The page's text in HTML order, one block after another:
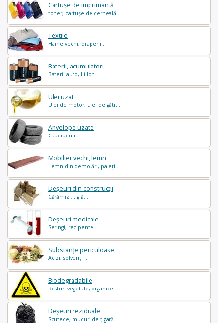
Cartușe de imprimantă
toner, cartușe de cerneală...
Textile
Haine vechi, draperii...
Baterii, acumulatori
Baterii auto, Li-Ion...
Ulei uzat
Ulei de motor, ulei de gătit...
Anvelope uzate
Cauciucuri...
Mobilier vechi, lemn
Lemn din demolări, paleți...
Deșeuri din construcții
Cărămizi, tiglă...
Deșeuri medicale
Seringi, recipente ...
Substanțe periculoase
Acizi, solvenți ...
Biodegradabile
Resturi vegetale, organice..
Deșeuri reziduale
Scutece, mucuri de țigară..